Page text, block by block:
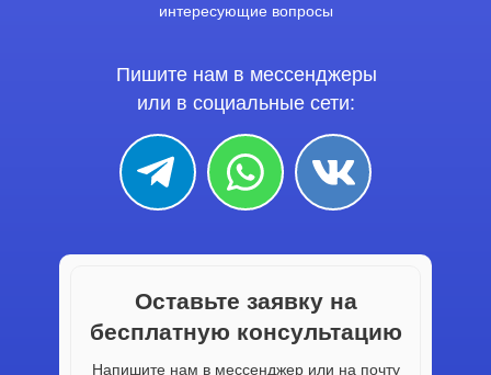
интересующие вопросы
Пишите нам в мессенджеры
или в социальные сети:
Оставьте заявку на
бесплатную консультацию
Напишите нам в мессенджер или на почту